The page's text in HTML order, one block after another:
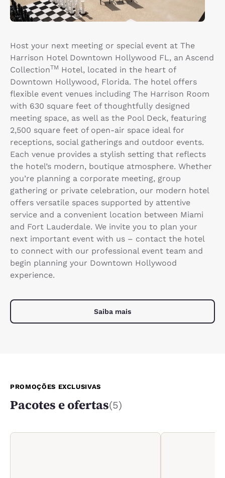
Host your next meeting or special event at The
Harrison Hotel Downtown Hollywood FL, an Ascend
CollectionTM Hotel, located in the heart of
Downtown Hollywood, Florida. The hotel offers
flexible event venues including The Harrison Room
with 630 square feet of thoughtfully designed
meeting space, as well as the Pool Deck, featuring
2,500 square feet of open-air space ideal for
receptions, social gatherings and outdoor events.
Each venue provides a stylish setting that reflects
the hotel’s modern, boutique atmosphere. Whether
you’re planning a corporate meeting, group
gathering or private celebration, our modern hotel
offers versatile spaces supported by attentive
service and a convenient location between Miami
and Fort Lauderdale. We invite you to plan your
next important event with us – contact the hotel
to connect with our professional event team and
begin planning your Downtown Hollywood
experience.
Saiba mais
PROMOÇÕES EXCLUSIVAS
Pacotes e ofertas(5)